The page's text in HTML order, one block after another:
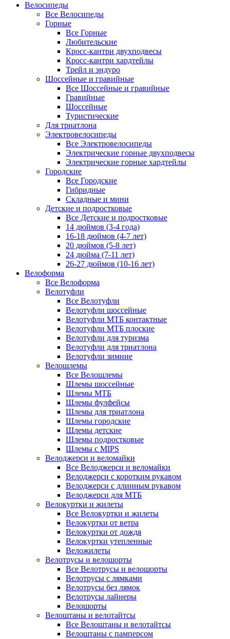
Велосипеды
Все Велосипеды
Горные
Все Горные
Любительские
Кросс-кантри двухподвесы
Кросс-кантри хардтейлы
Трейл и эндуро
Шоссейные и гравийные
Все Шоссейные и гравийные
Гравийные
Шоссейные
Туристические
Для триатлона
Электровелосипеды
Все Электровелосипеды
Электрические горные двухподвесы
Электрические горные хардтейлы
Городские
Все Городские
Гибридные
Складные и мини
Детские и подростковые
Все Детские и подростковые
14 дюймов (3-4 года)
16-18 дюймов (4-7 лет)
20 дюймов (5-8 лет)
24 дюйма (7-11 лет)
26-27 дюймов (10-16 лет)
Велоформа
Все Велоформа
Велотуфли
Все Велотуфли
Велотуфли шоссейные
Велотуфли МТБ контактные
Велотуфли МТБ плоские
Велотуфли для туризма
Велотуфли для триатлона
Велотуфли зимние
Велошлемы
Все Велошлемы
Шлемы шоссейные
Шлемы МТБ
Шлемы фулфейсы
Шлемы для триатлона
Шлемы городские
Шлемы детские
Шлемы подростковые
Шлемы с MIPS
Велоджерси и веломайки
Все Велоджерси и веломайки
Велоджерси с коротким рукавом
Велоджерси с длинным рукавом
Велоджерси для МТБ
Велокуртки и жилеты
Все Велокуртки и жилеты
Велокуртки от ветра
Велокуртки от дождя
Велокуртки утепленные
Веложилеты
Велотрусы и велошорты
Все Велотрусы и велошорты
Велотрусы с лямками
Велотрусы без лямок
Велотрусы лайнеры
Велошорты
Велоштаны и велотайтсы
Все Велоштаны и велотайтсы
Велоштаны с памперсом